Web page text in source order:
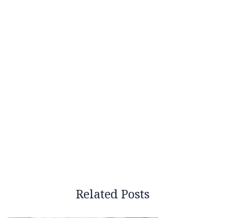
Related Posts